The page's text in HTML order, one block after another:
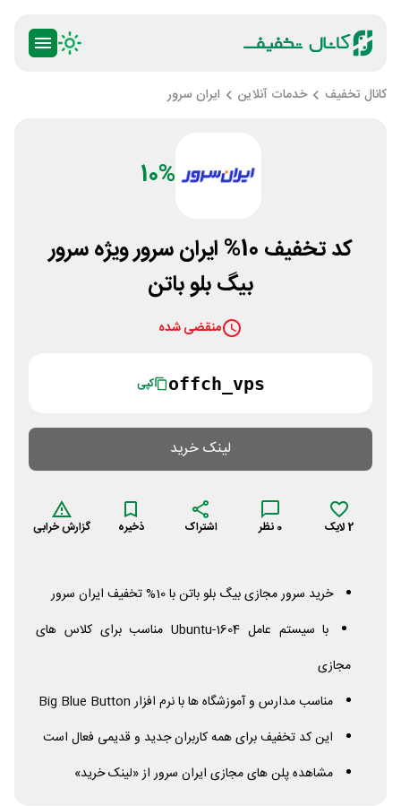
کانال تخفیف خدمات آنلاین ایران سرور
10%
کد تخفیف 10% ایران سرور ویژه سرور
بیگ بلو باتن
منقضی شده
offch_vps کپی
لینک خرید
2لایک 0 نظر اشتراک ذخیره گزارش خرابی
خرید سرور مجازی بیگ بلو باتن با 10% تخفیف ایران سرور
با سیستم عامل Ubuntu-1604 مناسب برای کلاس های
مجازی
مناسب مدارس و آموزشگاه ها با نرم افزار
Big Blue Button
این کد تخفیف برای همه کاربران جدید و قدیمی فعال است
مشاهده پلن های مجازی ایران سرور از «لینک خرید»